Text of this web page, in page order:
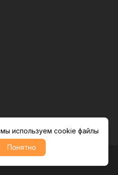
используем cookie файлы
Понятно